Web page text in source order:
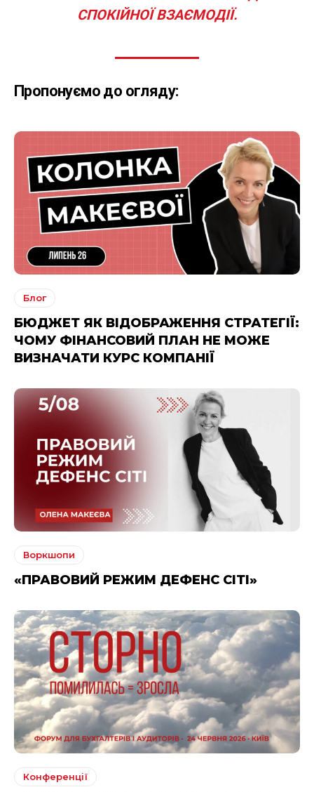
СПОКІЙНОЇ ВЗАЄМОДІЇ.
Пропонуємо до огляду:
Блог
БЮДЖЕТ ЯК ВІДОБРАЖЕННЯ СТРАТЕГІЇ:
ЧОМУ ФІНАНСОВИЙ ПЛАН НЕ МОЖЕ
ВИЗНАЧАТИ КУРС КОМПАНІЇ
Воркшопи
«ПРАВОВИЙ РЕЖИМ ДЕФЕНС СІТІ»
Конференції